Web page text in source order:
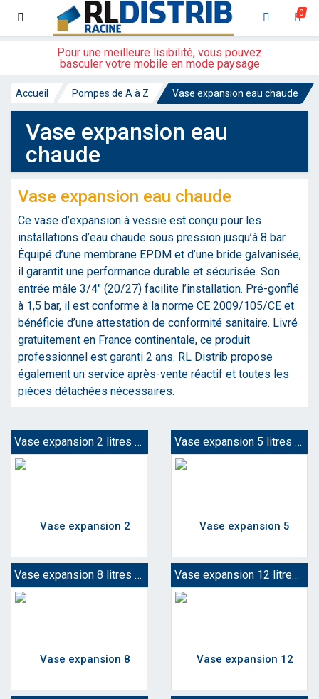
0
Pour une meilleure lisibilité, vous pouvez
basculer votre mobile en mode paysage
Accueil Pompes de A à Z Vase expansion eau chaude
Vase expansion eau
chaude
Vase expansion eau chaude
Ce vase d’expansion à vessie est conçu pour les
installations d’eau chaude sous pression jusqu’à 8 bar.
Équipé d’une membrane EPDM et d’une bride galvanisée,
il garantit une performance durable et sécurisée. Son
entrée mâle 3/4" (20/27) facilite l’installation. Pré-gonflé
à 1,5 bar, il est conforme à la norme CE 2009/105/CE et
bénéficie d’une attestation de conformité sanitaire. Livré
gratuitement en France continentale, ce produit
professionnel est garanti 2 ans. RL Distrib propose
également un service après-vente réactif et toutes les
pièces détachées nécessaires.
Vase expansion 2 litres eau chaude Vase expansion 5 litres eau chaude
Vase expansion 8 litres eau chaude Vase expansion 12 litres eau chaude